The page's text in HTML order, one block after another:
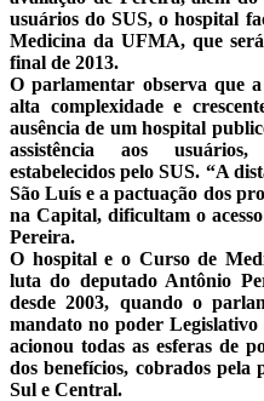
usuários do SUS, o hospital
Medicina da UFMA, que
final de 2013.
O parlamentar observa que
alta complexidade e
ausência de um hospital
assistência aos
estabelecidos pelo SUS. “A
São Luís e a pactuação dos
na Capital, dificultam o
Pereira.
O hospital e o Curso de
luta do deputado Antônio
desde 2003, quando o
mandato no poder
acionou todas as esferas de
dos benefícios, cobrados pela
Sul e Central.